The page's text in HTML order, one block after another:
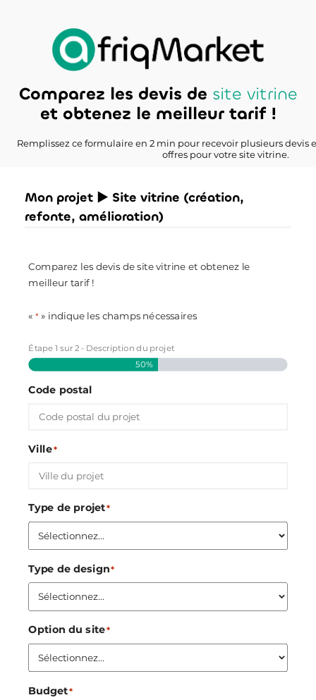
Comparez les devis de site vitrine
et obtenez le meilleur tarif !
Remplissez ce formulaire en 2 min pour recevoir plusieurs devis
offres pour votre site vitrine.
Mon projet ► Site vitrine (création,
refonte, amélioration)
Comparez les devis de site vitrine et obtenez le
meilleur tarif !
«* » indique les champs nécessaires
Étape1 sur2 - Description du projet
50%
Code postal
Ville*
Type de projet*
Type de design*
Option du site*
Budget*